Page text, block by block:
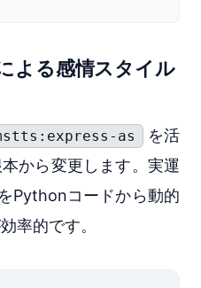
よる感情スタイル
as
を活
から変更します。実運
Pythonコードから動的
率的です。